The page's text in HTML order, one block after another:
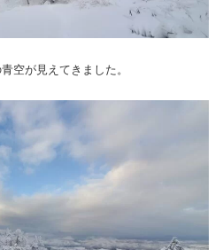
空が見えてきました。